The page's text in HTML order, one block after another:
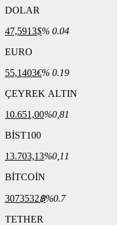
DOLAR
47,5913$% 0.04
EURO
55,1403€% 0.19
ÇEYREK ALTIN
10.651,00%0,81
BİST100
13.703,13%0,11
BİTCOİN
3073532฿%0.7
TETHER